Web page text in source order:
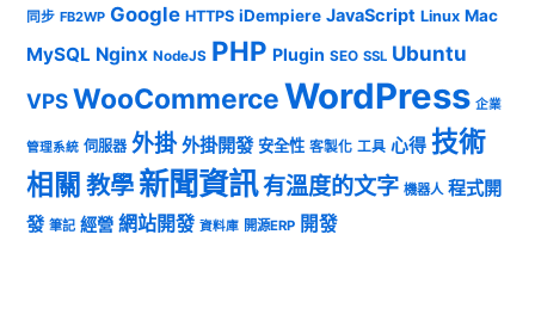
同步 FB2WP Google HTTPS iDempiere JavaScript Linux Mac
MySQL Nginx NodeJS PHP Plugin SEO SSL Ubuntu
VPSWooCommerceWordPress 企業
管理系統 伺服器 外掛 外掛開發 安全性 客製化 工具 心得 技術
相關 教學 新聞資訊有溫度的文字 機器人 程式開
發 筆記 經營 網站開發 資料庫 開源ERP 開發